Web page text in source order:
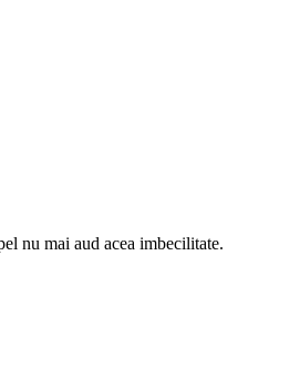
nu mai aud acea imbecilitate.